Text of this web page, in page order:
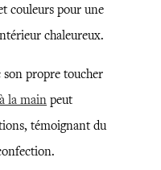
couleurs pour une
chaleureux.
son propre toucher
la main peut
témoignant du